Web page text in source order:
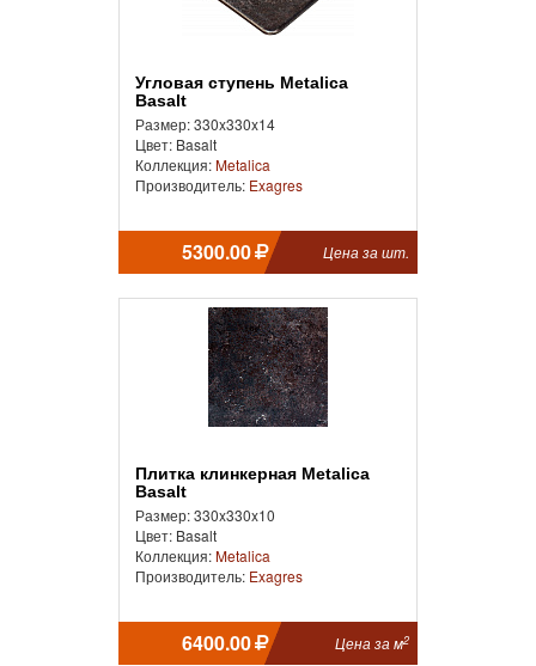
Угловая ступень Metalica
Basalt
Размер: 330x330x14
Цвет: Basalt
Коллекция:Metalica
Производитель: Exagres
5300.00 Цена за шт.
Плитка клинкерная Metalica
Basalt
Размер: 330x330x10
Цвет: Basalt
Коллекция:Metalica
Производитель: Exagres
6400.00 Цена за м2